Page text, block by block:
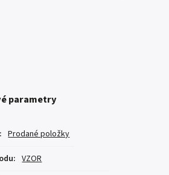
parametry
: Prodané položky
: VZOR